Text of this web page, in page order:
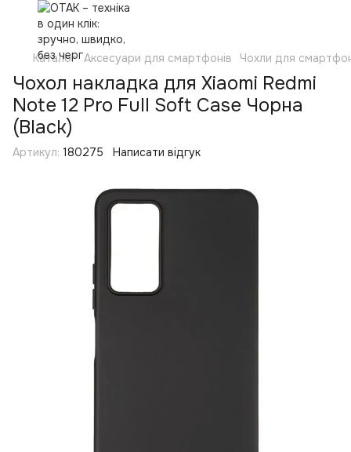
Каталог Аксесуари для смартфонів Чохли для
Чохол накладка для Xiaomi Redmi
Note 12 Pro Full Soft Case Чорна
(Black)
Артикул: 180275 Написати відгук